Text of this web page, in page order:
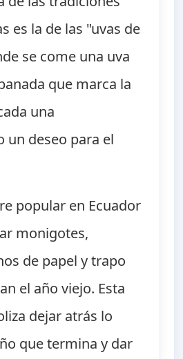
es la de las "uvas de
se come una uva
que marca la
una
un deseo para el
popular en Ecuador
monigotes,
de papel y trapo
el año viejo. Esta
dejar atrás lo
que termina y dar